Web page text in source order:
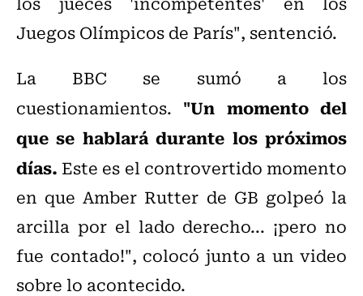
Juegos Olímpicos de París", sentenció.
La BBC se sumó a los
cuestionamientos. "Un momento del
que se hablará durante los próximos
días. Este es el controvertido momento
en que Amber Rutter de GB golpeó la
arcilla por el lado derecho... ¡pero no
fue contado!", colocó junto a un video
sobre lo acontecido.